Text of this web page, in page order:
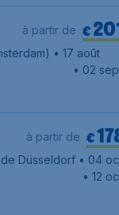
€
à partir de
• 17 août
• 02
€
à partir de
Düsseldorf • 04
• 12